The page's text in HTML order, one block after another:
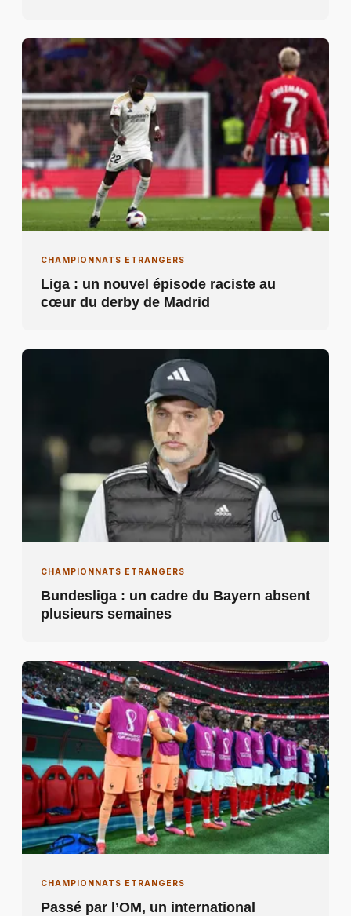
CHAMPIONNATS ETRANGERS
Liga : un nouvel épisode raciste au
cœur du derby de Madrid
CHAMPIONNATS ETRANGERS
Bundesliga : un cadre du Bayern absent
plusieurs semaines
CHAMPIONNATS ETRANGERS
Passé par l’OM, un international